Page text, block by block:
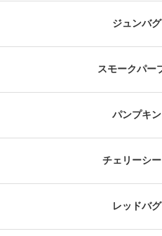
ジュンバグ
スモークパー
パンプキン
チェリーシ
レッドバグ